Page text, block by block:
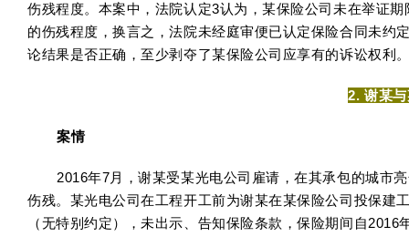
伤残程度。本案中，法院认定3认为，某保险公司未在举证
的伤残程度，换言之，法院未经庭审便已认定保险合同未约
论结果是否正确，至少剥夺了某保险公司应享有的诉讼权利
2. 谢某
案情
2016年7月，谢某受某光电公司雇请，在其承包的城市
伤残。某光电公司在工程开工前为谢某在某保险公司投保建
（无特别约定），未出示、告知保险条款，保险期间自